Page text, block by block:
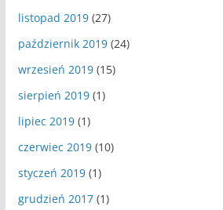
listopad 2019(27)
październik 2019(24)
wrzesień 2019(15)
sierpień 2019(1)
lipiec 2019(1)
czerwiec 2019(10)
styczeń 2019(1)
grudzień 2017(1)